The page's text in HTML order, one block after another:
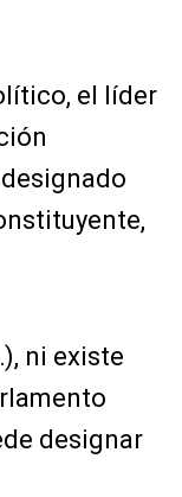
el líder
ni existe
designar